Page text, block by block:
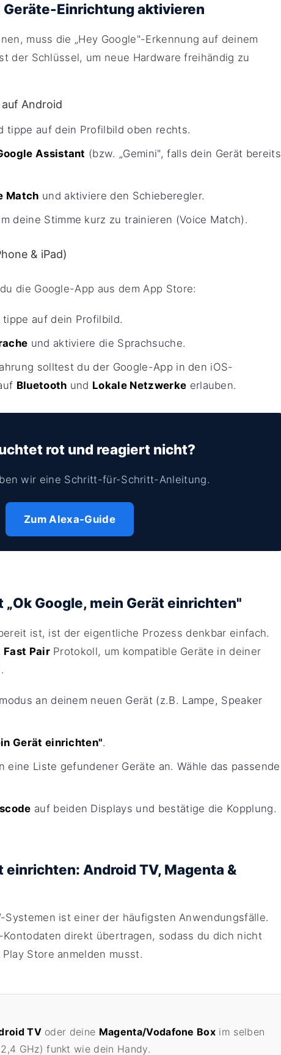
Einrichtung aktivieren
muss die „Hey Google"-Erkennung auf deinem
der Schlüssel, um neue Hardware freihändig zu
Android
tippe auf dein Profilbild oben rechts.
Assistant (bzw. „Gemini", falls dein Gerät bereits
Match und aktiviere den Schieberegler.
deine Stimme kurz zu trainieren (Voice Match).
& iPad)
die Google-App aus dem App Store:
auf dein Profilbild.
und aktiviere die Sprachsuche.
solltest du der Google-App in den iOS-
Bluetooth und Lokale Netzwerke erlauben.
rot und reagiert nicht?
wir eine Schritt-für-Schritt-Anleitung.
Zum Alexa-Guide
Google, mein Gerät einrichten"
ist, ist der eigentliche Prozess denkbar einfach.
Fast PairProtokoll, um kompatible Geräte in deiner
an deinem neuen Gerät (z.B. Lampe, Speaker
Gerät einrichten".
eine Liste gefundener Geräte an. Wähle das passende
auf beiden Displays und bestätige die Kopplung.
einrichten: Android TV, Magenta &
Systemen ist einer der häufigsten Anwendungsfälle.
direkt übertragen, sodass du dich nicht
Store anmelden musst.
TVoder deine Magenta/Vodafone Box im selben
GHz) funkt wie dein Handy.